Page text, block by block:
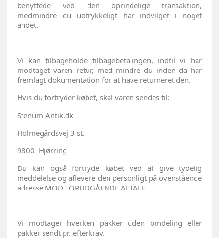
benyttede ved den oprindelige transaktion,
medmindre du udtrykkeligt har indvilget i noget
andet.
Vi kan tilbageholde tilbagebetalingen, indtil vi har
modtaget varen retur, med mindre du inden da har
fremlagt dokumentation for at have returneret den.
Hvis du fortryder købet, skal varen sendes til:
Stenum-Antik.dk
Holmegårdsvej 3 st.
9800 Hjørring
Du kan også fortryde købet ved at give tydelig
meddelelse og aflevere den personligt på ovenstående
adresse MOD FORUDGÅENDE AFTALE.
Vi modtager hverken pakker uden omdeling eller
pakker sendt pr. efterkrav.